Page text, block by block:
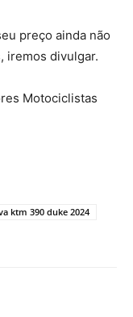
preço ainda não
iremos divulgar.
Motociclistas
ktm 390 duke 2024